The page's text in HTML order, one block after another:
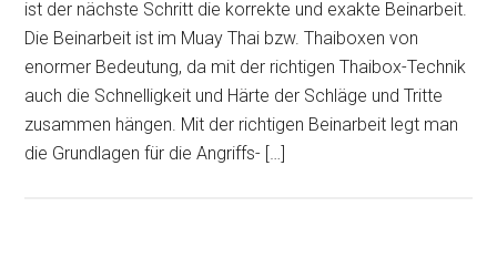
ist der nächste Schritt die korrekte und exakte Beinarbeit.
Die Beinarbeit ist im Muay Thai bzw. Thaiboxen von
enormer Bedeutung, da mit der richtigen Thaibox-Technik
auch die Schnelligkeit und Härte der Schläge und Tritte
zusammen hängen. Mit der richtigen Beinarbeit legt man
die Grundlagen für die Angriffs- […]